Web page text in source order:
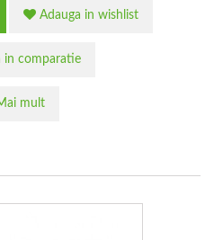
Adauga in wishlist
in comparatie
mult